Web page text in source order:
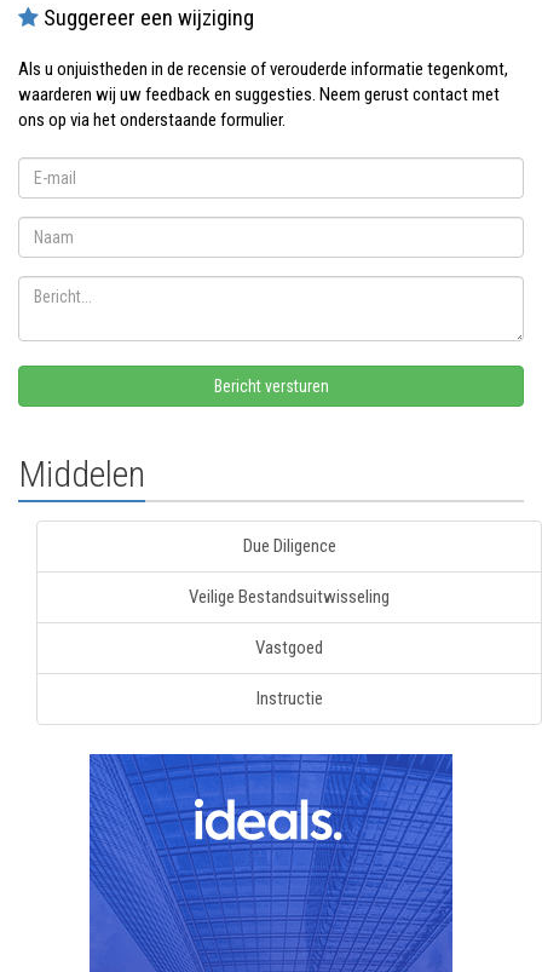
Suggereer een wijziging
Als u onjuistheden in de recensie of verouderde informatie tegenkomt,
waarderen wij uw feedback en suggesties. Neem gerust contact met
ons op via het onderstaande formulier.
Middelen
Due Diligence
Veilige Bestandsuitwisseling
Vastgoed
Instructie